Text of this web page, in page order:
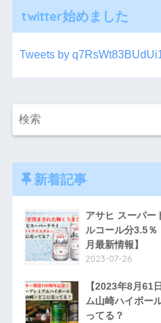
twitter始めました
Tweets by
新着記事
アサヒ スーパー
ルコール分3.5％
月最新情報】
2023-07-26
【2023年8月61
ム山崎ハイボー
ってる？